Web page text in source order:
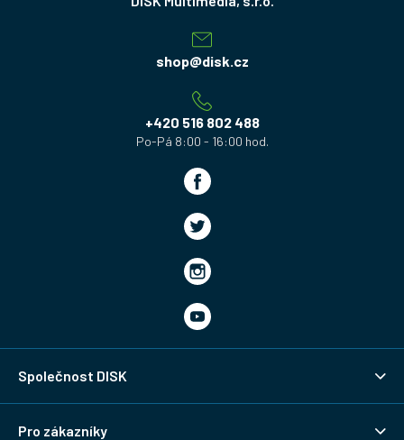
shop@disk.cz
+420 516 802 488
Společnost DISK
Pro zákazníky